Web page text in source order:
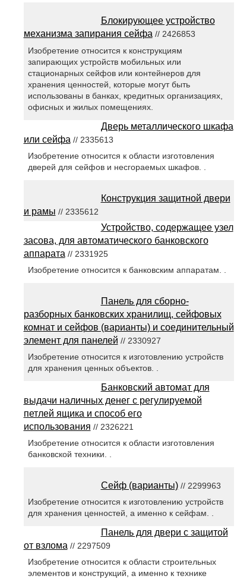
Блокирующее устройство
механизма запирания сейфа// 2426853
Изобретение относится к конструкциям
запирающих устройств мобильных или
стационарных сейфов или контейнеров для
хранения ценностей, которые могут быть
использованы в банках, кредитных организациях,
офисных и жилых помещениях.
Дверь металлического шкафа
или сейфа // 2335613
Изобретение относится к области изготовления
дверей для сейфов и несгораемых шкафов. .
Конструкция защитной двери
и рамы // 2335612
Устройство, содержащее узел
засова, для автоматического банковского
аппарата // 2331925
Изобретение относится к банковским аппаратам. .
Панель для сборно-
разборных банковских хранилищ, сейфовых
комнат и сейфов (варианты) и соединительный
элемент для панелей // 2330927
Изобретение относится к изготовлению устройств
для хранения ценных объектов. .
Банковский автомат для
выдачи наличных денег с регулируемой
петлей ящика и способ его
использования // 2326221
Изобретение относится к области изготовления
банковской техники. .
Сейф (варианты)// 2299963
Изобретение относится к изготовлению устройств
для хранения ценностей, а именно к сейфам. .
Панель для двери с защитой
от взлома// 2297509
Изобретение относится к области строительных
элементов и конструкций, а именно к технике